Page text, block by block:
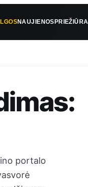
NAUJIENOSPRIEŽIŪRA
portalo